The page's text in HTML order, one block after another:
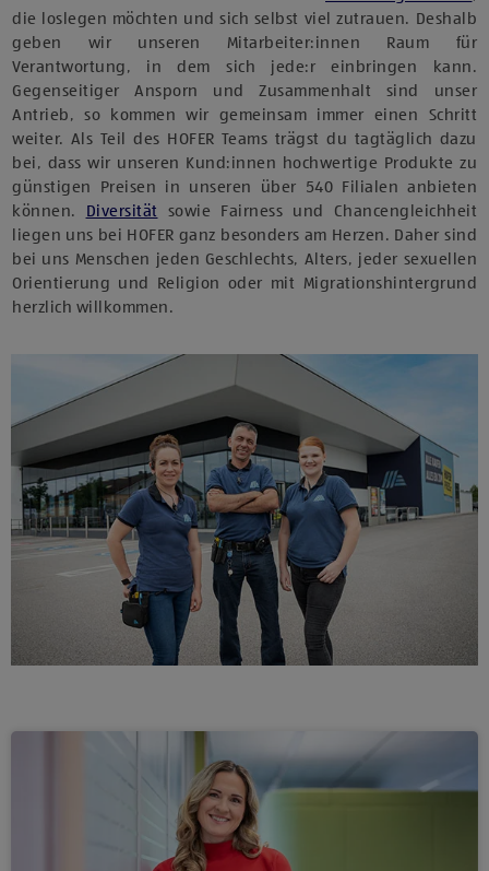
die loslegen möchten und sich selbst viel zutrauen. Deshalb
geben wir unseren Mitarbeiter:innen Raum für
Verantwortung, in dem sich jede:r einbringen kann.
Gegenseitiger Ansporn und Zusammenhalt sind unser
Antrieb, so kommen wir gemeinsam immer einen Schritt
weiter. Als Teil des HOFER Teams trägst du tagtäglich dazu
bei, dass wir unseren Kund:innen hochwertige Produkte zu
günstigen Preisen in unseren über 540 Filialen anbieten
können. Diversität sowie Fairness und Chancengleichheit
liegen uns bei HOFER ganz besonders am Herzen. Daher sind
bei uns Menschen jeden Geschlechts, Alters, jeder sexuellen
Orientierung und Religion oder mit Migrationshintergrund
herzlich willkommen.